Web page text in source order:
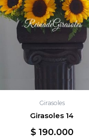
Girasoles
Girasoles 14
$ 190.000